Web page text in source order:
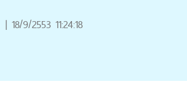
| 18/9/2553 11:24:18